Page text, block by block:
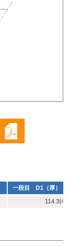
一段目 D1（厚）（